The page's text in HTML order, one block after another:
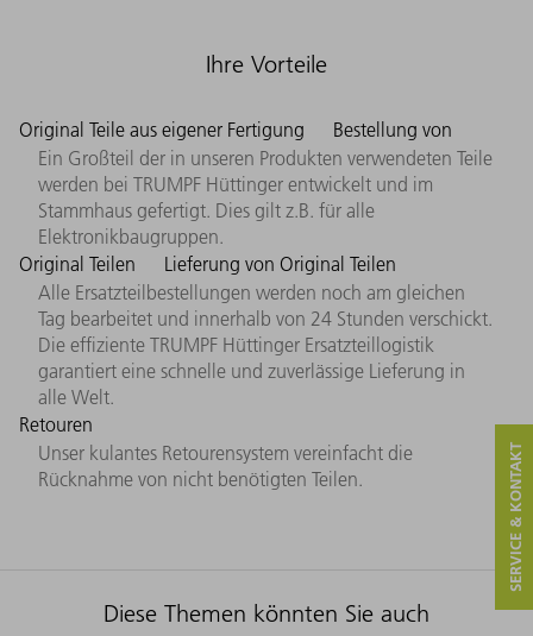
Ihre Vorteile
Original Teile aus eigener Fertigung
Ein Großteil der in unseren Produkten verwendeten Teile
werden bei TRUMPF Hüttinger entwickelt und im
Stammhaus gefertigt. Dies gilt z.B. für alle
Elektronikbaugruppen.
Bestellung von
Original Teilen
Alle Ersatzteilbestellungen werden noch am gleichen
Tag bearbeitet und innerhalb von 24 Stunden verschickt.
Lieferung von Original Teilen
Die effiziente TRUMPF Hüttinger Ersatzteillogistik
garantiert eine schnelle und zuverlässige Lieferung in
alle Welt.
Retouren
Unser kulantes Retourensystem vereinfacht die
Rücknahme von nicht benötigten Teilen.
Diese Themen könnten Sie auch
SERVICE & KONTAKT